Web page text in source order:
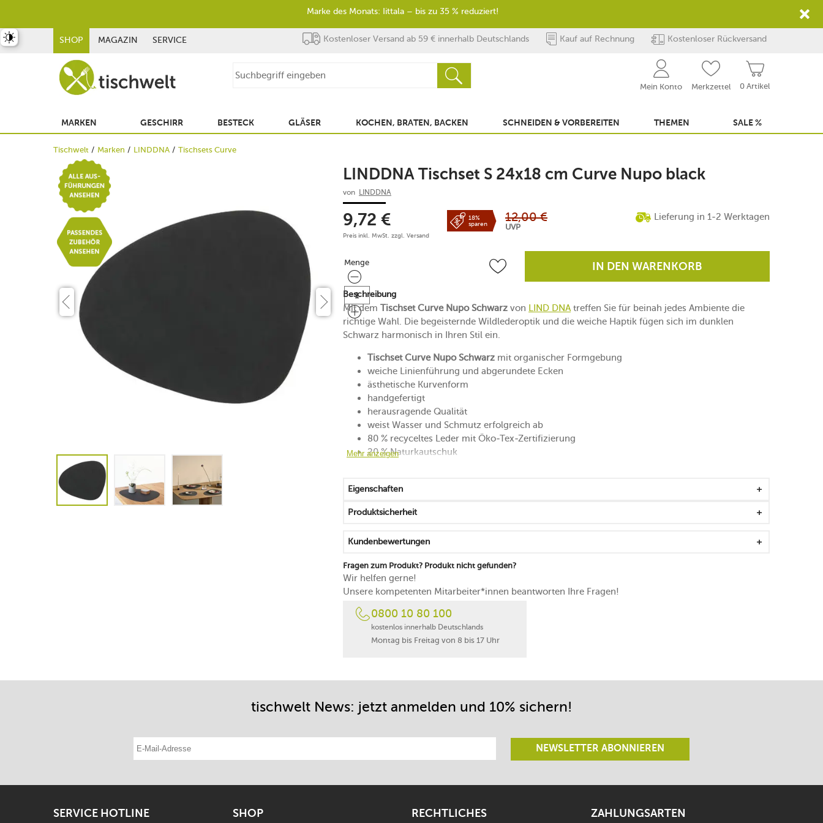
SHOP MAGAZIN SERVICE Kostenloser Versand ab 59 € innerhalb Deutschlands Kauf auf Rechnung Kostenloser Rückversand
0 Artikel
Mein Konto Merkzettel
MARKEN GESCHIRR BESTECK GLÄSER KOCHEN, BRATEN, BACKEN SCHNEIDEN & VORBEREITEN THEMEN SALE %
Tischwelt Marken LINDDNA Tischsets Curve
LINDDNA Tischset S 24x18 cm Curve Nupo black
von LINDDNA
9,72 €
Preis inkl. MwSt. zzgl. Versand
18%
sparen
12,00 €
UVP
Lieferung in 1-2 Werktagen
Menge
Menge IN DEN WARENKORB
Beschreibung
Mit dem Tischset Curve Nupo Schwarz von LIND DNAtreffen Sie für beinah jedes Ambiente die
richtige Wahl. Die begeisternde Wildlederoptik und die weiche Haptik fügen sich im dunklen
Schwarz harmonisch in Ihren Stil ein.
Tischset Curve Nupo Schwarz mit organischer Formgebung
weiche Linienführung und abgerundete Ecken
ästhetische Kurvenform
handgefertigt
herausragende Qualität
weist Wasser und Schmutz erfolgreich ab
80 % recyceltes Leder mit Öko-Tex-Zertifizierung
20 % Naturkautschuk
Reinigung von Hand mit einem feuchten Tuch
lebenslange Herstellergarantie
Mehr anzeigen
Eigenschaften
Produktsicherheit
Kundenbewertungen
Fragen zum Produkt? Produkt nicht gefunden?
Wir helfen gerne!
Unsere kompetenten Mitarbeiter*innen beantworten Ihre Fragen!
0800 10 80 100
kostenlos innerhalb Deutschlands
Montag bis Freitag von 8 bis 17 Uhr
tischwelt News: jetzt anmelden und 10% sichern!
E-Mail-Adresse eintragen
NEWSLETTER ABONNIEREN
SERVICE HOTLINE SHOP RECHTLICHES ZAHLUNGSARTEN
umschalten
Marke des Monats: Iittala – bis zu 35 % reduziert!